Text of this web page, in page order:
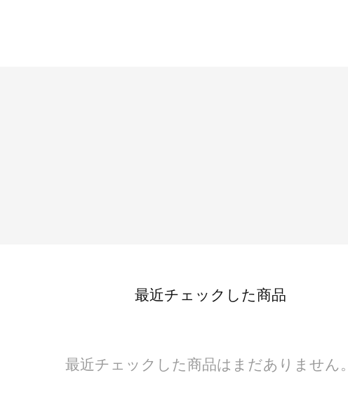
最近チェックした商品
最近チェックした商品はまだありません。